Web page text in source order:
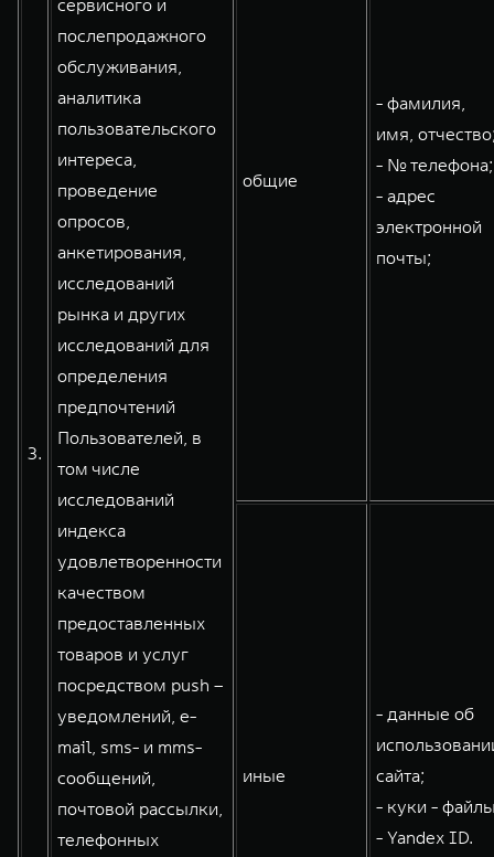
3.
сервисного и
послепродажного
обслуживания,
аналитика
пользовательского
интереса,
проведение
опросов,
анкетирования,
исследований
рынка и других
исследований для
определения
предпочтений
Пользователей, в
том числе
исследований
индекса
удовлетворенности
качеством
предоставленных
товаров и услуг
посредством push –
уведомлений, e-
mail, sms- и mms-
сообщений,
почтовой рассылки,
телефонных
общие
- фамилия,
имя,
- № телефона;
- адрес
электронной
почты;
иные
- данные об
сайта;
- куки -
- Yandex ID.